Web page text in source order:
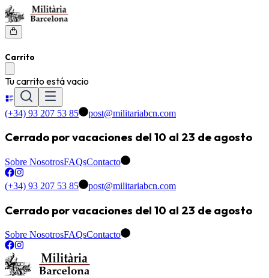
Carrito
Tu carrito está vacio
(+34) 93 207 53 85 post@militariabcn.com
Cerrado por vacaciones del 10 al 23 de agosto
Sobre NosotrosFAQsContacto
(+34) 93 207 53 85 post@militariabcn.com
Cerrado por vacaciones del 10 al 23 de agosto
Sobre NosotrosFAQsContacto